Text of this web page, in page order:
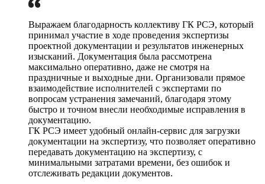
Выражаем благодарность коллективу ГК РСЭ, который
принимал участие в ходе проведения экспертизы
проектной документации и результатов инженерных
изысканий. Документация была рассмотрена
максимально оперативно, даже не смотря на
праздничные и выходные дни. Организовали прямое
взаимодействие исполнителей с экспертами по
вопросам устранения замечаний, благодаря этому
быстро и точном внесли необходимые исправления в
документацию.
ГК РСЭ имеет удобный онлайн-сервис для загрузки
документации на экспертизу, что позволяет оперативно
передавать документацию на экспертизу, с
минимальными затратами времени, без ошибок и
отслеживать редакции документов.